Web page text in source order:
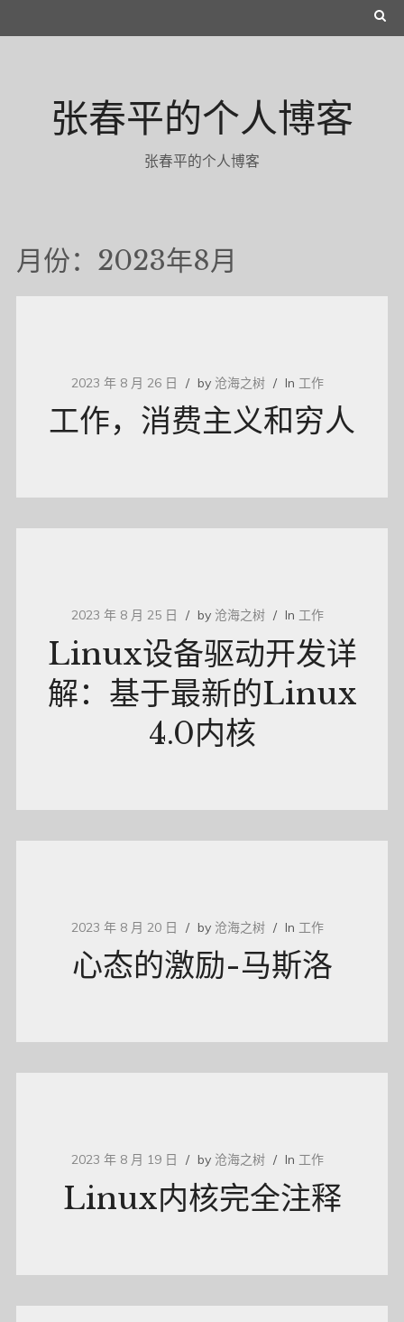
to
张春平的个人博客
张春平的个人博客
月份：2023年8月
2023 年 8 月 26 日 by 沧海之树 In 工作
工作，消费主义和穷人
2023 年 8 月 25 日 by 沧海之树 In 工作
Linux设备驱动开发详
解：基于最新的Linux
4.0内核
2023 年 8 月 20 日 by 沧海之树 In 工作
心态的激励-马斯洛
2023 年 8 月 19 日 by 沧海之树 In 工作
Linux内核完全注释